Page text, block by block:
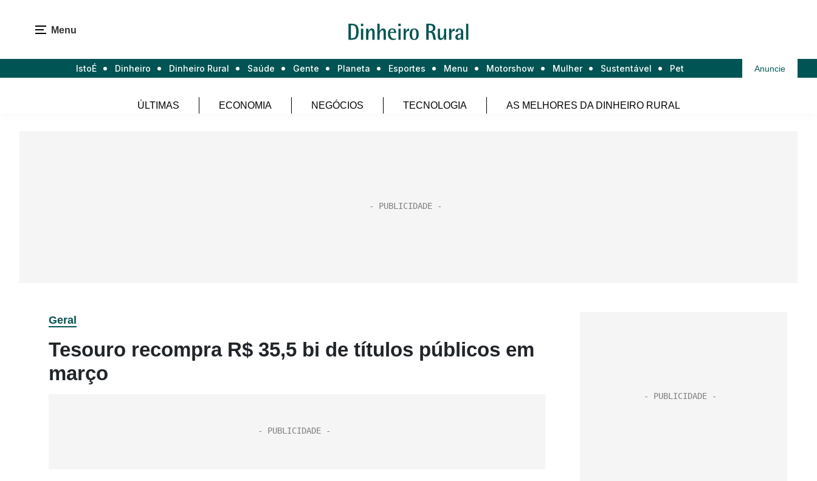
Menu
IstoÉ Dinheiro Dinheiro Rural Saúde Gente Planeta Esportes Menu Motorshow Mulher Sustentável Pet Anuncie
ÚLTIMAS ECONOMIA NEGÓCIOS TECNOLOGIA AS MELHORES DA DINHEIRO RURAL
Geral
Tesouro recompra R$ 35,5 bi de títulos públicos em
março